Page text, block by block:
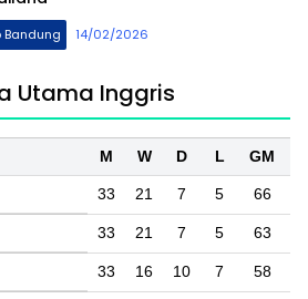
Bandung 14/02/2026
Utama Inggris
M W D L GM
33 21 7 5 66
33 21 7 5 63
33 16 10 7 58